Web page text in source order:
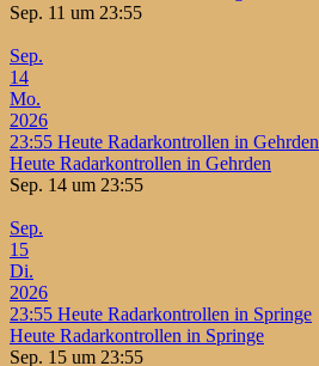
Sep. 11 um 23:55
Sep.
14
Mo.
2026
23:55 Heute Radarkontrollen in Gehrden
Heute Radarkontrollen in Gehrden
Sep. 14 um 23:55
Sep.
15
Di.
2026
23:55 Heute Radarkontrollen in Springe
Heute Radarkontrollen in Springe
Sep. 15 um 23:55